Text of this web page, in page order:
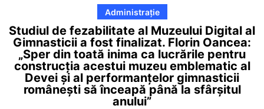
Administrație
Studiul de fezabilitate al Muzeului Digital al
Gimnasticii a fost finalizat. Florin Oancea:
„Sper din toată inima ca lucrările pentru
construcția acestui muzeu emblematic al
Devei și al performanțelor gimnasticii
românești să înceapă până la sfârșitul
anului”